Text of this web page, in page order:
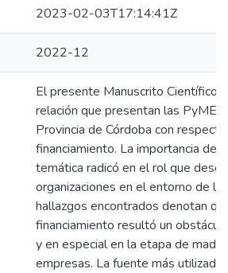
2023-02-03T17:14:41Z
2022-12
El presente Manuscrito Científico
relación que presentan las PyMEs
Provincia de Córdoba con
financiamiento. La importancia del
temática radicó en el rol que
organizaciones en el entorno de la
hallazgos encontrados denotan
financiamiento resultó un
y en especial en la etapa de
empresas. La fuente más utilizada